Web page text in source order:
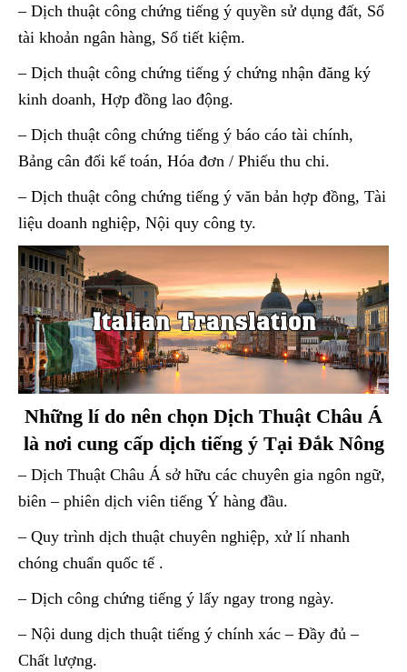
– Dịch thuật công chứng tiếng ý quyền sử dụng đất, Sổ
tài khoản ngân hàng, Sổ tiết kiệm.
– Dịch thuật công chứng tiếng ý chứng nhận đăng ký
kinh doanh, Hợp đồng lao động.
– Dịch thuật công chứng tiếng ý báo cáo tài chính,
Bảng cân đối kế toán, Hóa đơn / Phiếu thu chi.
– Dịch thuật công chứng tiếng ý văn bản hợp đồng, Tài
liệu doanh nghiệp, Nội quy công ty.
Những lí do nên chọn Dịch Thuật Châu Á
là nơi cung cấp dịch tiếng ý Tại Đắk Nông
– Dịch Thuật Châu Á sở hữu các chuyên gia ngôn ngữ,
biên – phiên dịch viên tiếng Ý hàng đầu.
– Quy trình dịch thuật chuyên nghiệp, xử lí nhanh
chóng chuẩn quốc tế .
– Dịch công chứng tiếng ý lấy ngay trong ngày.
– Nội dung dịch thuật tiếng ý chính xác – Đầy đủ –
Chất lượng.